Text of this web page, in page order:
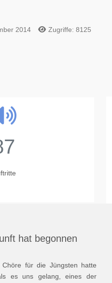
2014 Zugriffe: 8125
hat begonnen
für die Jüngsten hatte
es uns gelang, eines der